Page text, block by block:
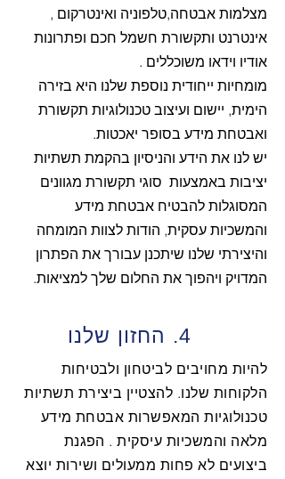
מצלמות אבטחה,טלפוניה ואינטרקום ,
אינטרנט ותקשורת חשמל חכם ופתרונות
אודיו וידאו משוכללים .
מומחיות ייחודית נוספת שלנו היא בזירה
הימית, יישום ועיצוב טכנולוגיות תקשורת
ואבטחת מידע בסופר יאכטות.
יש לנו את הידע והניסיון בהקמת תשתיות
יציבות באמצעות סוגי תקשורת מגוונים
המסוגלות להבטיח אבטחת מידע
והמשכיות עסקית, הודות לצוות המומחה
והיצירתי שלנו שיתכנן עבורך את הפתרון
המדויק ויהפוך את החלום שלך למציאות.
4. החזון שלנו
להיות מחויבים לביטחון ולבטיחות
הלקוחות שלנו. להצטיין ביצירת תשתיות
טכנולוגיות המאפשרות אבטחת מידע
מלאה והמשכיות עיסקית . הפגנת
ביצועים לא פחות ממעולים ושירות יוצא